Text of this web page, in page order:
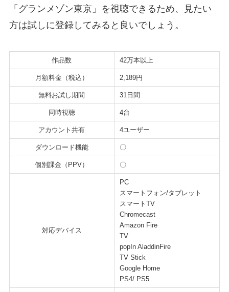
「グランメゾン東京」を視聴できるため、見たい
方は試しに登録してみると良いでしょう。
作品数 42万本以上
月額料金（税込） 2,189円
無料お試し期間 31日間
同時視聴 4台
アカウント共有 4ユーザー
ダウンロード機能 〇
個別課金（PPV） 〇
対応デバイス
PC
スマートフォン/タブレット
スマートTV
Chromecast
Amazon Fire
TV
popIn AladdinFire
TV Stick
Google Home
PS4/ PS5